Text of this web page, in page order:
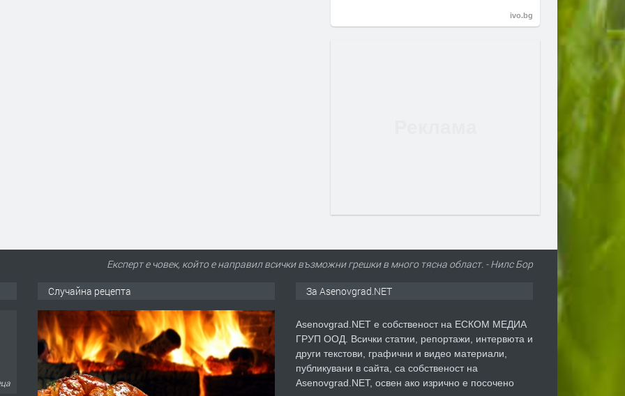
ivo.bg
Експерт е човек, който е направил всички възможни грешки в много тясна област. - Нилс Бор
Случайна рецепта За Asenovgrad.NET
Asenovgrad.NET е собственост на ЕСКОМ МЕДИА
ГРУП ООД. Всички статии, репортажи, интервюта и
други текстови, графични и видео материали,
публикувани в сайта, са собственост на
Asenovgrad.NET, освен ако изрично е посочено